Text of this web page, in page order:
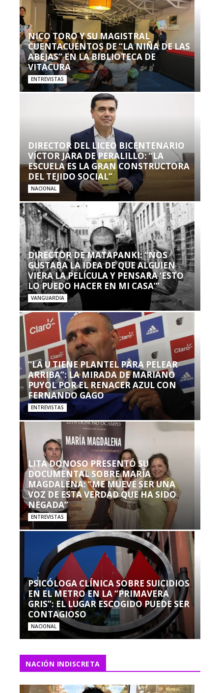
NICO TORO Y SU MAGISTRAL
CUENTACUENTOS DE “LA NIÑA DE LAS
ABEJAS” EN LA BIBLIOTECA DE
VITACURA
ENTREVISTAS
DIRECTOR DEL LICEO BICENTENARIO
VÍCTOR JARA DE PERALILLO: “LA
ESCUELA ES LA GRAN CONSTRUCTORA
DEL TEJIDO SOCIAL”
NACIONAL
DIRECTOR DE MATAPANKI: “NOS
GUSTABA LA IDEA DE QUE ALGUIEN
VIERA LA PELÍCULA Y PENSARA ‘ESTO
LO PUEDO HACER EN MI CASA’”
VANGUARDIA
“LA U TIENE PLANTEL PARA PELEAR
ARRIBA”: LA MIRADA DE MARIANO
PUYOL POR EL RENACER AZUL CON
FERNANDO GAGO
ENTREVISTAS
LITA DONOSO PRESENTÓ SU
DOCUMENTAL SOBRE MARÍA
MAGDALENA: “ME MUEVE SER UNA
VOZ DE ESTA VERDAD QUE HA SIDO
NEGADA”
ENTREVISTAS
PSICÓLOGA CLÍNICA SOBRE SUICIDIOS
EN EL METRO EN LA “PRIMAVERA
GRIS”: EL LUGAR ESCOGIDO PUEDE SER
CONTAGIOSO
NACIONAL
NACIÓN INDISCRETA